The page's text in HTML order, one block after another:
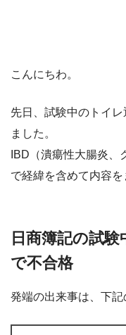
こんにちわ。
先日、試験中のトイ
ました。
IBD（潰瘍性大腸炎
で経緯を含めて内容を
日商簿記の試験
で不合格
発端の出来事は、下記